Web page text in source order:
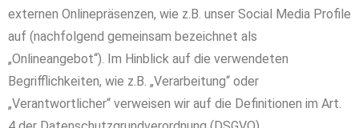
externen Onlinepräsenzen, wie z.B. unser Social Media Profile
auf (nachfolgend gemeinsam bezeichnet als
„Onlineangebot“). Im Hinblick auf die verwendeten
Begrifflichkeiten, wie z.B. „Verarbeitung“ oder
„Verantwortlicher“ verweisen wir auf die Definitionen im Art.